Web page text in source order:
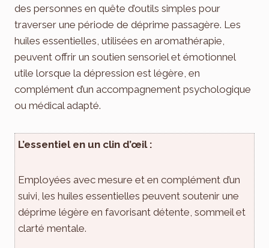
des personnes en quête d’outils simples pour
traverser une période de déprime passagère. Les
huiles essentielles, utilisées en aromathérapie,
peuvent offrir un soutien sensoriel et émotionnel
utile lorsque la dépression est légère, en
complément d’un accompagnement psychologique
ou médical adapté.
L’essentiel en un clin d’œil :
Employées avec mesure et en complément d’un
suivi, les huiles essentielles peuvent soutenir une
déprime légère en favorisant détente, sommeil et
clarté mentale.